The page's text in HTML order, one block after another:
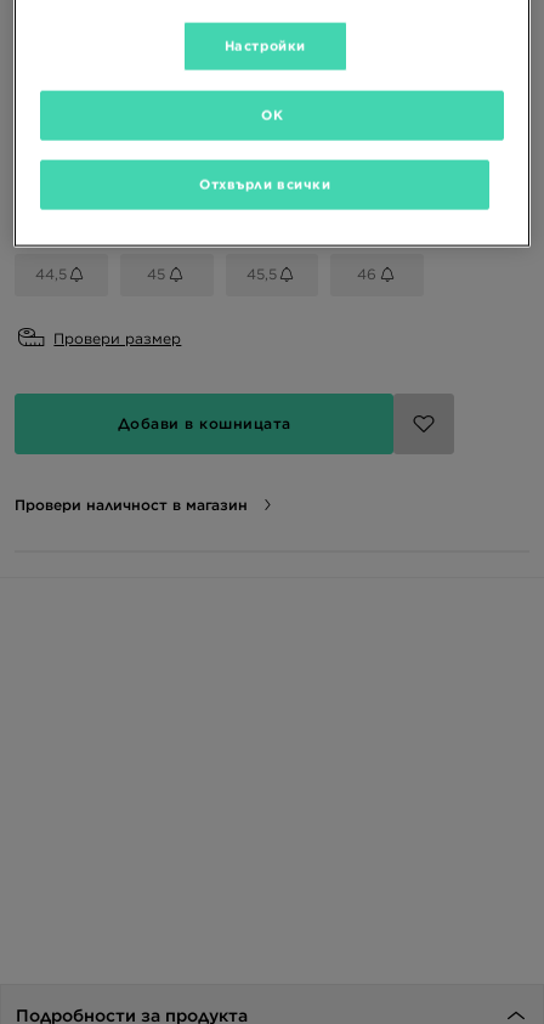
44,5 45 45,5 46
Провери размер
Добави в кошницата
Провери наличност в магазин
Подробности за продукта
Настройки
Отхвърли всички
OK